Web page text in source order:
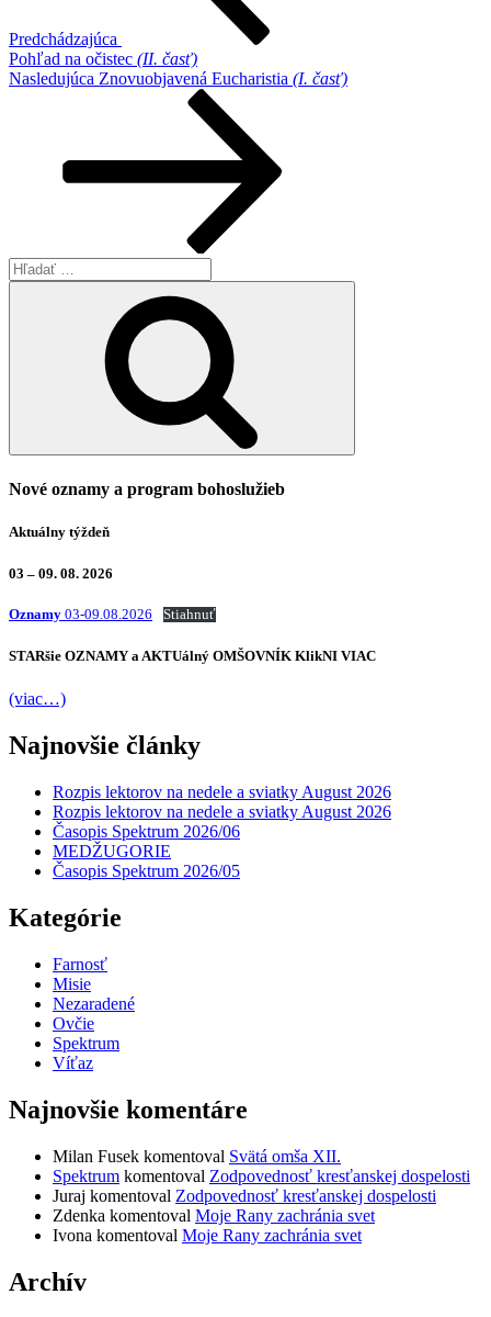
Predchádzajúca
Pohľad na očistec (II. časť)
Ďalší
Nasledujúca Znovuobjavená Eucharistia (I. časť)
Hľadať:
Nové oznamy a program bohoslužieb
Aktuálny týždeň
03 – 09. 08. 2026
Oznamy 03-09.08.2026 Stiahnuť
STARšie OZNAMY a AKTUálný OMŠOVNÍK KlikNI VIAC
(viac…)
Najnovšie články
Rozpis lektorov na nedele a sviatky August 2026
Rozpis lektorov na nedele a sviatky August 2026
Časopis Spektrum 2026/06
MEDŽUGORIE
Časopis Spektrum 2026/05
Kategórie
Farnosť
Misie
Nezaradené
Ovčie
Spektrum
Víťaz
Najnovšie komentáre
Milan Fusek komentoval Svätá omša XII.
Spektrum komentoval Zodpovednosť kresťanskej dospelosti
Juraj komentoval Zodpovednosť kresťanskej dospelosti
Zdenka komentoval Moje Rany zachránia svet
Ivona komentoval Moje Rany zachránia svet
Archív